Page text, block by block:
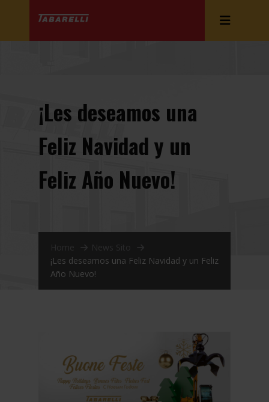
¡Les deseamos una
Feliz Navidad y un
Feliz Año Nuevo!
Home
News Sito
¡Les deseamos una Feliz Navidad y un Feliz
Año Nuevo!